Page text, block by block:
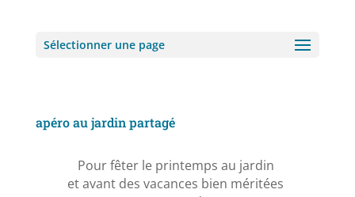
Sélectionner une page
apéro au jardin partagé
Pour fêter le printemps au jardin
et avant des vacances bien méritées